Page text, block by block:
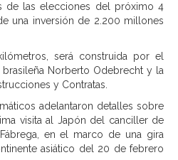
de las elecciones del próximo 4
una inversión de 2.200 millones
será construida por el
Norberto Odebrecht y la
y Contratas.
adelantaron detalles sobre
visita al Japón del canciller de
en el marco de una gira
asiático del 20 de febrero